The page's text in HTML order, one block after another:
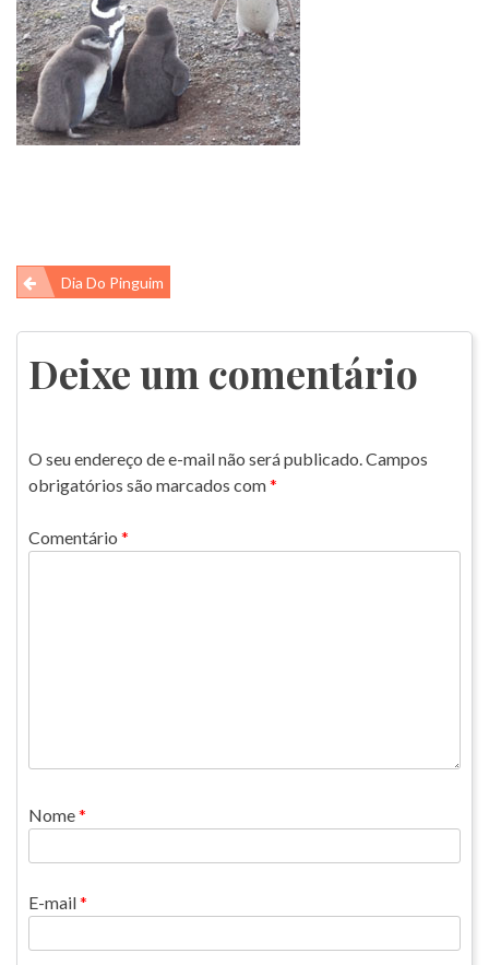
Navegação
de
Post
Dia Do Pinguim
Deixe um comentário
O seu endereço de e-mail não será publicado.Campos
obrigatórios são marcados com*
Comentário *
Nome*
E-mail*